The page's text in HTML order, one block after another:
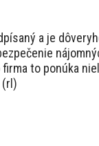
a je
to ponúka
(rl)